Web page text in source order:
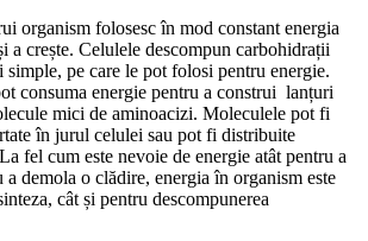
organism folosesc în mod constant energia
a crește. Celulele descompun carbohidrații
pe care le pot folosi pentru energie.
consuma energie pentru a construi lanțuri
mici de aminoacizi. Moleculele pot fi
în jurul celulei sau pot fi distribuite
fel cum este nevoie de energie atât pentru a
a demola o clădire, energia în organism este
cât și pentru descompunerea